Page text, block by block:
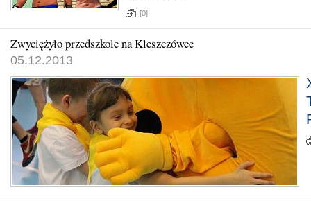
[0]
Zwyciężyło przedszkole na Kleszczówce
05.12.2013